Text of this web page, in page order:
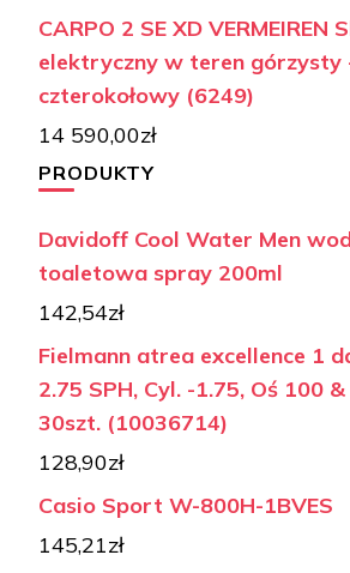
CARPO 2 SE XD VERMEIREN
elektryczny w teren górzysty
czterokołowy (6249)
14 590,00zł
PRODUKTY
Davidoff Cool Water Men
toaletowa spray 200ml
142,54zł
Fielmann atrea excellence 1
2.75 SPH, Cyl. -1.75, Oś 100 &
30szt. (10036714)
128,90zł
Casio Sport W-800H-1BVES
145,21zł